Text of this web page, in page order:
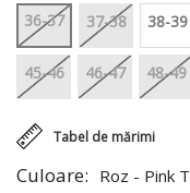
Culoare: Roz - Pink
Tabel de mărimi
36-37 37-38 38-39
45-46 46-47 48-49